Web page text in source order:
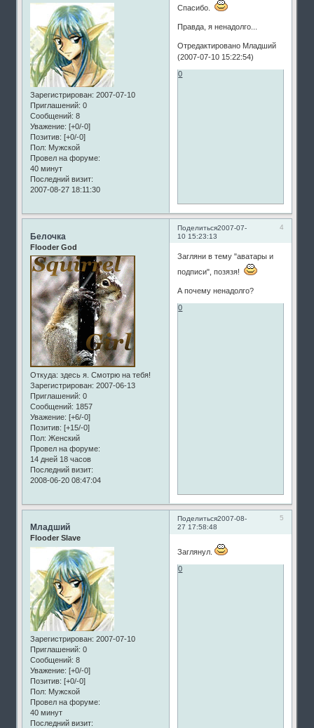
Зарегистрирован: 2007-07-10
Приглашений: 0
Сообщений: 8
Уважение: [+0/-0]
Позитив: [+0/-0]
Пол: Мужской
Провел на форуме:
40 минут
Последний визит:
2007-08-27 18:11:30
Спасибо.
Правда, я ненадолго...
Отредактировано Младший
(2007-07-10 15:22:54)
0
Поделиться 4
2007-07-
10 15:23:13
Белочка
Flooder God
Откуда: здесь я. Смотрю на тебя!
Зарегистрирован: 2007-06-13
Приглашений: 0
Сообщений: 1857
Уважение: [+6/-0]
Позитив: [+15/-0]
Пол: Женский
Провел на форуме:
14 дней 18 часов
Последний визит:
2008-06-20 08:47:04
Загляни в тему "аватары и
подписи", позязя!
А почему ненадолго?
0
Поделиться 5
2007-08-
27 17:58:48
Младший
Flooder Slave
Зарегистрирован: 2007-07-10
Приглашений: 0
Сообщений: 8
Уважение: [+0/-0]
Позитив: [+0/-0]
Пол: Мужской
Провел на форуме:
40 минут
Последний визит:
Заглянул.
0